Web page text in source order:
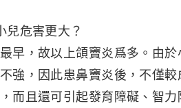
兒危害更大？
早，故以上頜竇炎爲多。由
強，因此患鼻竇炎後，不僅
而且還可引起發育障礙、智力